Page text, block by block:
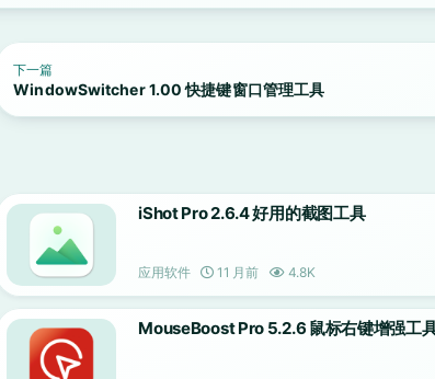
下一篇
WindowSwitcher 1.00 快捷键窗口管理工具
iShot Pro 2.6.4 好用的截图工具
应用软件 11 月前 4.8K
MouseBoost Pro 5.2.6 鼠标右键增强工